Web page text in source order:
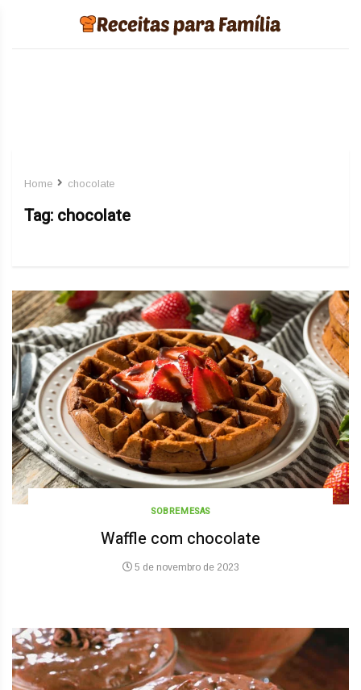
Home chocolate
Tag: chocolate
SOBREMESAS
Waffle com chocolate
5 de novembro de 2023